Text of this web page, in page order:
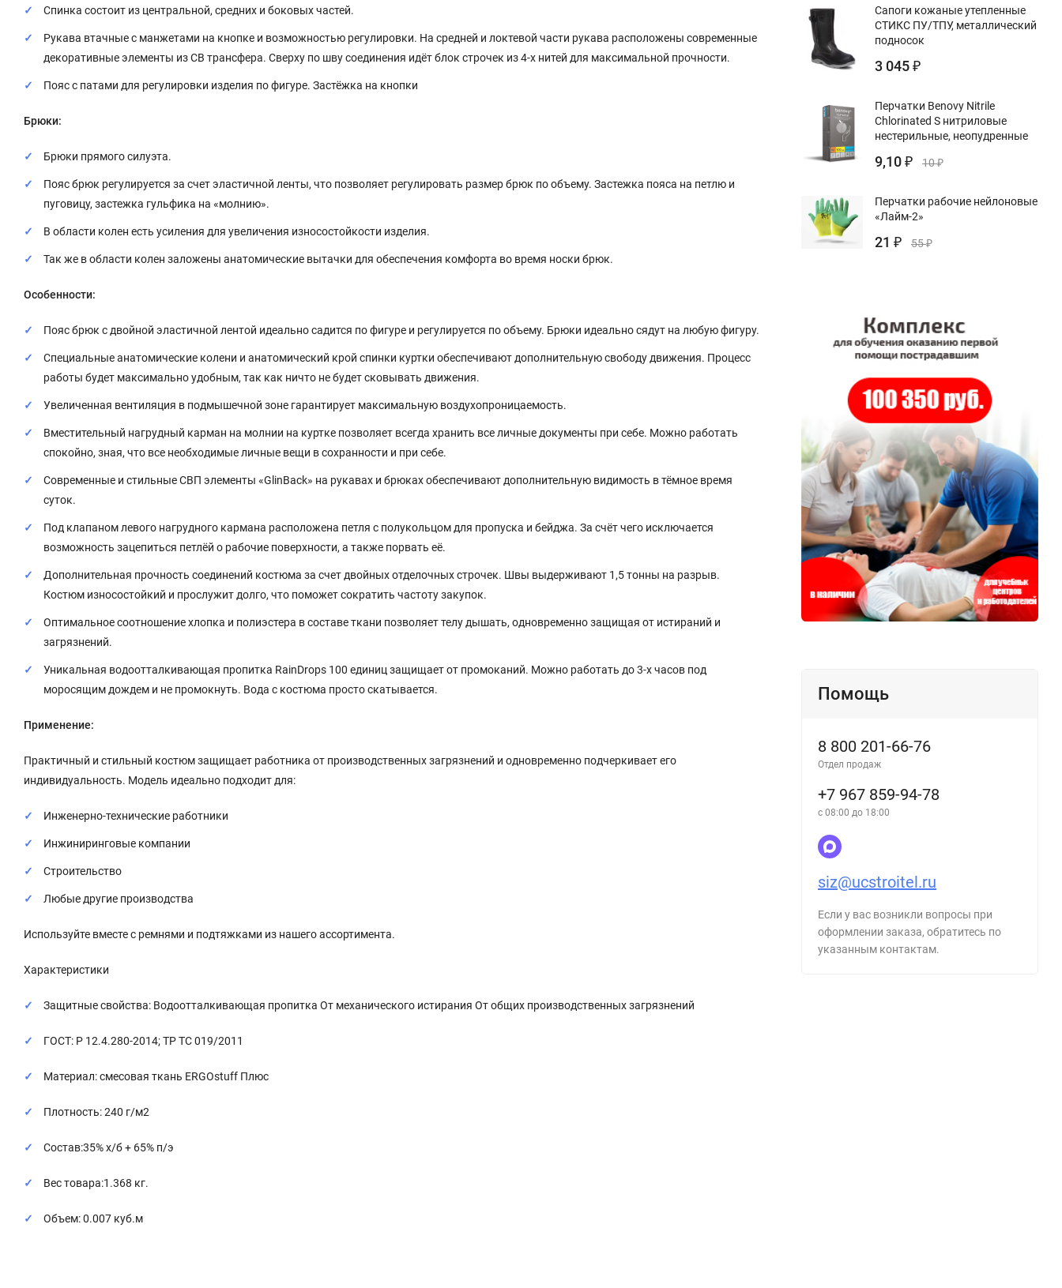
Спинка состоит из центральной, средних и боковых частей.
Рукава втачные с манжетами на кнопке и возможностью регулировки. На средней и локтевой части рукава расположены современные
декоративные элементы из СВ трансфера. Сверху по шву соединения идёт блок строчек из 4-х нитей для максимальной прочности.
Пояс с патами для регулировки изделия по фигуре. Застёжка на кнопки
Брюки:
Брюки прямого силуэта.
Пояс брюк регулируется за счет эластичной ленты, что позволяет регулировать размер брюк по объему. Застежка пояса на петлю и
пуговицу, застежка гульфика на «молнию».
В области колен есть усиления для увеличения износостойкости изделия.
Так же в области колен заложены анатомические вытачки для обеспечения комфорта во время носки брюк.
Особенности:
Пояс брюк с двойной эластичной лентой идеально садится по фигуре и регулируется по объему. Брюки идеально сядут на любую фигуру.
Специальные анатомические колени и анатомический крой спинки куртки обеспечивают дополнительную свободу движения. Процесс
работы будет максимально удобным, так как ничто не будет сковывать движения.
Увеличенная вентиляция в подмышечной зоне гарантирует максимальную воздухопроницаемость.
Вместительный нагрудный карман на молнии на куртке позволяет всегда хранить все личные документы при себе. Можно работать
спокойно, зная, что все необходимые личные вещи в сохранности и при себе.
Современные и стильные СВП элементы «GlinBack» на рукавах и брюках обеспечивают дополнительную видимость в тёмное время
суток.
Под клапаном левого нагрудного кармана расположена петля с полукольцом для пропуска и бейджа. За счёт чего исключается
возможность зацепиться петлёй о рабочие поверхности, а также порвать её.
Дополнительная прочность соединений костюма за счет двойных отделочных строчек. Швы выдерживают 1,5 тонны на разрыв.
Костюм износостойкий и прослужит долго, что поможет сократить частоту закупок.
Оптимальное соотношение хлопка и полиэстера в составе ткани позволяет телу дышать, одновременно защищая от истираний и
загрязнений.
Уникальная водоотталкивающая пропитка RainDrops 100 единиц защищает от промоканий. Можно работать до 3-х часов под
моросящим дождем и не промокнуть. Вода с костюма просто скатывается.
Применение:
Практичный и стильный костюм защищает работника от производственных загрязнений и одновременно подчеркивает его
индивидуальность. Модель идеально подходит для:
Инженерно-технические работники
Инжиниринговые компании
Строительство
Любые другие производства
Используйте вместе с ремнями и подтяжками из нашего ассортимента.
Характеристики
Защитные свойства: Водоотталкивающая пропитка От механического истирания От общих производственных загрязнений
ГОСТ: Р 12.4.280-2014; ТР ТС 019/2011
Материал: смесовая ткань ERGOstuff Плюс
Плотность: 240 г/м2
Состав:35% х/б + 65% п/э
Вес товара:1.368 кг.
Объем: 0.007 куб.м
Сапоги кожаные утепленные
СТИКС ПУ/ТПУ, металлический
подносок
3 045 ₽
Перчатки Benovy Nitrile
Chlorinated S нитриловые
нестерильные, неопудренные
9,10 ₽ 10₽
Перчатки рабочие нейлоновые
«Лайм-2»
21 ₽ 55₽
Помощь
8 800 201-66-76
Отдел продаж
+7 967 859-94-78
с 08:00 до 18:00
siz@ucstroitel.ru
Если у вас возникли вопросы при
оформлении заказа, обратитесь по
указанным контактам.